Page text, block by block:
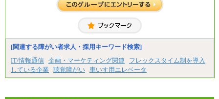
※試用期間中も給与に変更はございません。
＜募集各社・全職種共通＞
月給21万円以上～
※試用期間中の給与に変更はありません。
ます。
[関連する障がい者求人・採用キーワード検索]
IT/情報通信 企画・マーケティング関連
フレックスタイム制を導入
している企業
聴覚障がい 車いす用エレベータ